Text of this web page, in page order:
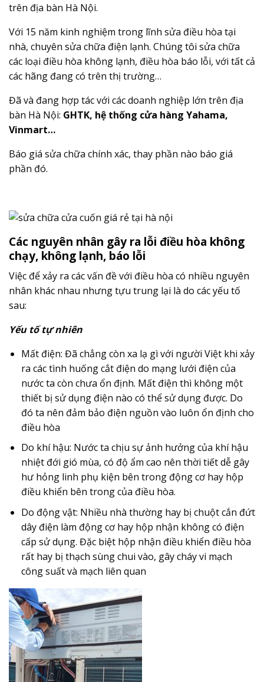
trên địa bàn Hà Nội.
Với 15 năm kinh nghiệm trong lĩnh sửa điều hòa tại
nhà, chuyên sửa chữa điện lạnh. Chúng tôi sửa chữa
các loại điều hòa không lạnh, điều hòa báo lỗi, với tất cả
các hãng đang có trên thị trường…
Đã và đang hợp tác với các doanh nghiệp lớn trên địa
bàn Hà Nội: GHTK, hệ thống cửa hàng Yahama,
Vinmart…
Báo giá sửa chữa chính xác, thay phần nào báo giá
phần đó.
Các nguyên nhân gây ra lỗi điều hòa không
chạy, không lạnh, báo lỗi
Việc để xảy ra các vấn đề với điều hòa có nhiều nguyên
nhân khác nhau nhưng tựu trung lại là do các yếu tố
sau:
Yếu tố tự nhiên
Mất điện: Đã chẳng còn xa lạ gì với người Việt khi xảy
ra các tình huống cắt điện do mạng lưới điện của
nước ta còn chưa ổn định. Mất điện thì không một
thiết bị sử dụng điện nào có thể sử dụng được. Do
đó ta nên đảm bảo điện nguồn vào luôn ổn định cho
điều hòa
Do khí hậu: Nước ta chịu sự ảnh hưởng của khí hậu
nhiệt đới gió mùa, có độ ẩm cao nên thời tiết dễ gây
hư hỏng linh phụ kiện bên trong động cơ hay hộp
điều khiển bên trong của điều hòa.
Do động vật: Nhiều nhà thường hay bị chuột cắn đứt
dây điện làm động cơ hay hộp nhận không có điện
cấp sử dụng. Đặc biệt hộp nhận điều khiển điều hòa
rất hay bị thạch sùng chui vào, gây cháy vi mạch
công suất và mạch liên quan